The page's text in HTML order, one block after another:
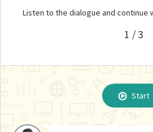
Listen to the dialogue and
1 / 3
Start
Start
Start
REPEAT